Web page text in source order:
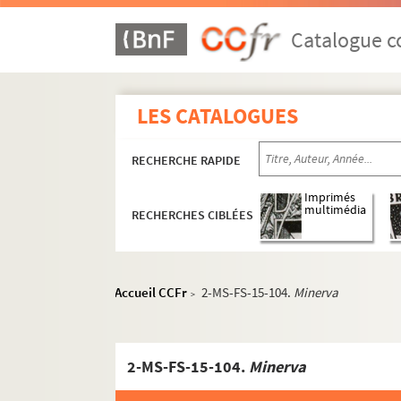
Catalogue
LES CATALOGUES
RECHERCHE RAPIDE
RECHERCHES CIBLÉES
Imprimés
multimédia
Accueil CCFr > 2-MS-FS-15-104. Minerva
2-MS-FS-15-104. Minerva
Marthe Bray. Articles parus dans divers
4-MS-FS-15-1318.L'Avenir du Vexin